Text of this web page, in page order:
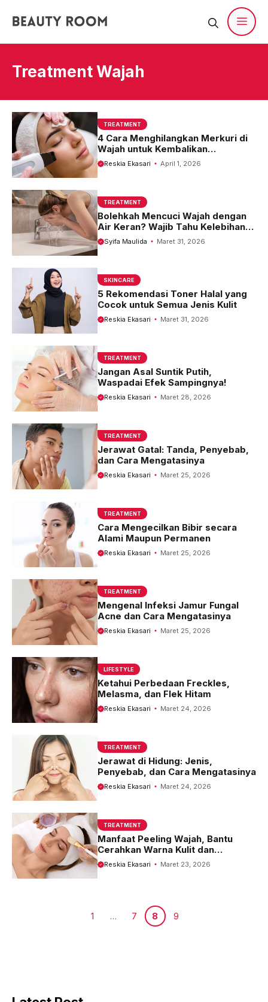
Treatment Wajah
TREATMENT
4 Cara Menghilangkan Merkuri di
Wajah untuk Kembalikan
Kesehatan Kulit
Reskia Ekasari April 1, 2026
TREATMENT
Bolehkah Mencuci Wajah dengan
Air Keran? Wajib Tahu Kelebihan
dan 4 Kekurangannya!
Syifa Maulida Maret 31, 2026
SKINCARE
5 Rekomendasi Toner Halal yang
Cocok untuk Semua Jenis Kulit
Reskia Ekasari Maret 31, 2026
TREATMENT
Jangan Asal Suntik Putih,
Waspadai Efek Sampingnya!
Reskia Ekasari Maret 28, 2026
TREATMENT
Jerawat Gatal: Tanda, Penyebab,
dan Cara Mengatasinya
Reskia Ekasari Maret 25, 2026
TREATMENT
Cara Mengecilkan Bibir secara
Alami Maupun Permanen
Reskia Ekasari Maret 25, 2026
TREATMENT
Mengenal Infeksi Jamur Fungal
Acne dan Cara Mengatasinya
Reskia Ekasari Maret 25, 2026
LIFESTYLE
Ketahui Perbedaan Freckles,
Melasma, dan Flek Hitam
Reskia Ekasari Maret 24, 2026
TREATMENT
Jerawat di Hidung: Jenis,
Penyebab, dan Cara Mengatasinya
Reskia Ekasari Maret 24, 2026
TREATMENT
Manfaat Peeling Wajah, Bantu
Cerahkan Warna Kulit dan
Hilangkan Kusam
Reskia Ekasari Maret 23, 2026
Halaman
1 … Halaman
7Halaman
8 Halaman
9